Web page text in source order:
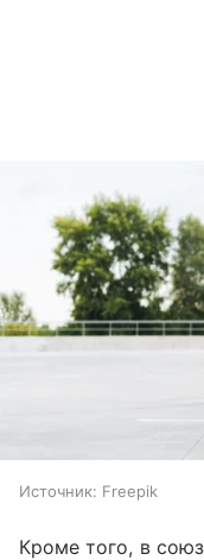
Источник: Freepik
Кроме того, в